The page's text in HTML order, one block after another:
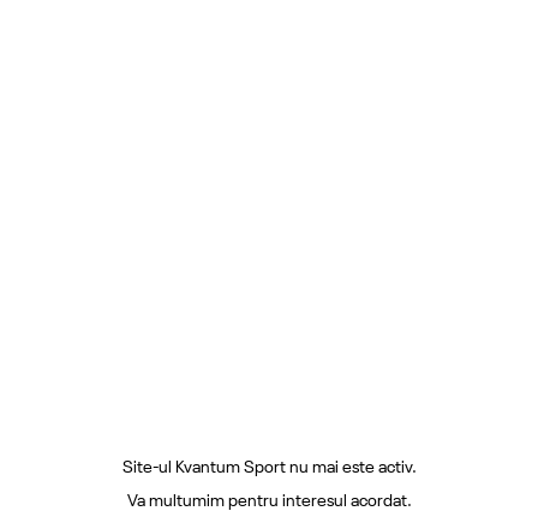
Site-ul Kvantum Sport nu mai este activ.
Va multumim pentru interesul acordat.